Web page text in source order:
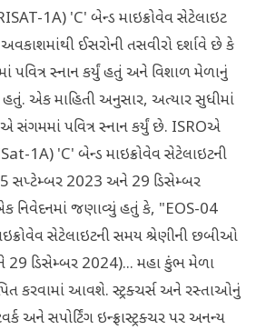
1A) 'C' બેન્ડ માઇક્રોવેવ સેટેલાઇટ
ઈસરોની તસવીરો દર્શાવે છે કે
સ્નાન કર્યું હતું અને વિશાળ મેળાનું
એક માહિતી અનુસાર, અત્યાર સુધીમાં
સંગમમાં પવિત્ર સ્નાન કર્યું છે. ISROએ
1A) 'C' બેન્ડ માઇક્રોવેવ સેટેલાઇટની
સપ્ટેમ્બર 2023 અને 29 ડિસેમ્બર
નિવેદનમાં જણાવ્યું હતું કે, "EOS-04
સેટેલાઇટની સમય શ્રેણીની છબીઓ
ડિસેમ્બર 2024)... મહા કુંભ મેળા
કરવામાં આવશે. સ્ટ્રક્ચર્સ અને રસ્તાઓનું
અને સપોર્ટિંગ ઇન્ફ્રાસ્ટ્રક્ચર પર અનન્ય